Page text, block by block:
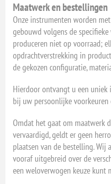
Maatwerk en bestellingen
Onze instrumenten worden
gebouwd volgens de
produceren niet op voorraad;
opdrachtverstrekking in
de gekozen configuratie,
Hierdoor ontvangt u een
bij uw persoonlijke voorkeuren
Omdat het gaat om maatwerk
vervaardigd, geldt er geen
plaatsen van de bestelling. Wij
vooraf uitgebreid over de
een weloverwogen keuze kunt